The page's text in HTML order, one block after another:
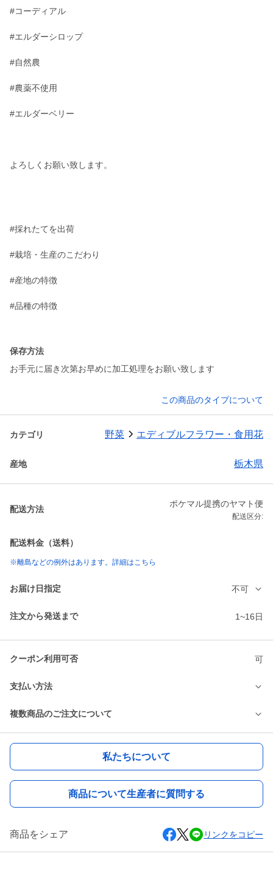
#コーディアル
#エルダーシロップ
#自然農
#農薬不使用
#エルダーベリー
よろしくお願い致します。
#採れたてを出荷
#栽培・生産のこだわり
#産地の特徴
#品種の特徴
保存方法
お手元に届き次第お早めに加工処理をお願い致します
この商品のタイプについて
カテゴリ 野菜 エディブルフラワー・食用花
産地 栃木県
配送方法
ポケマル提携のヤマト便
配送区分:
配送料金（送料）
※離島などの例外はあります。詳細はこちら
お届け日指定 不可
注文から発送まで 1~16日
クーポン利用可否 可
支払い方法
複数商品のご注文について
私たちについて
商品について生産者に質問する
商品をシェア リンクをコピー